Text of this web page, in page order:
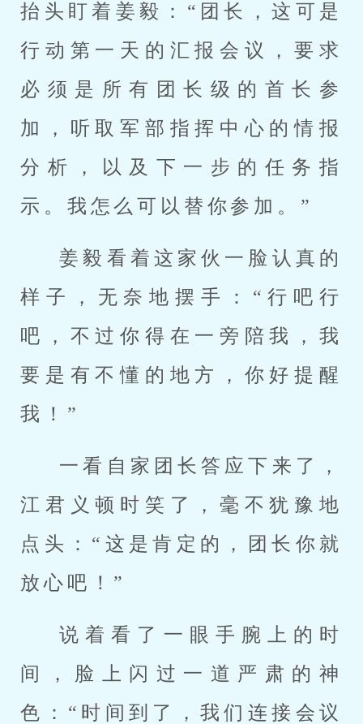
抬头盯着姜毅：“团长，这可是
行动第一天的汇报会议，要求
必须是所有团长级的首长参
加，听取军部指挥中心的情报
分析，以及下一步的任务指
示。我怎么可以替你参加。”
姜毅看着这家伙一脸认真的
样子，无奈地摆手：“行吧行
吧，不过你得在一旁陪我，我
要是有不懂的地方，你好提醒
我！”
一看自家团长答应下来了，
江君义顿时笑了，毫不犹豫地
点头：“这是肯定的，团长你就
放心吧！”
说着看了一眼手腕上的时
间，脸上闪过一道严肃的神
色：“时间到了，我们连接会议